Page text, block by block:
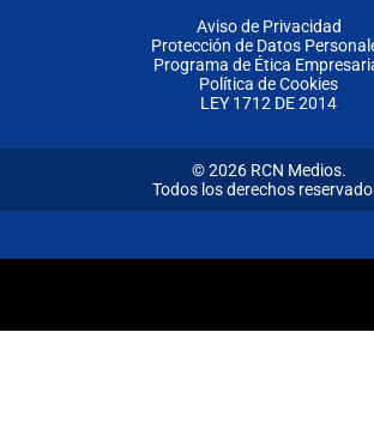
Aviso de Privacidad
Protección de Datos
Programa de Ética
Política de Cookies
LEY 1712 DE 2014
© 2026 RCN Medios.
Todos los derechos